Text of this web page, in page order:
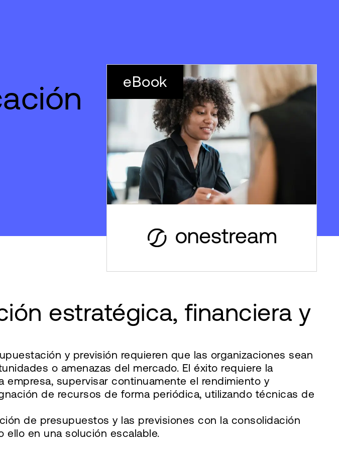
eBook
estratégica, financiera y
y previsión requieren que las organizaciones sean
o amenazas del mercado. El éxito requiere la
supervisar continuamente el rendimiento y
de recursos de forma periódica, utilizando técnicas de
de presupuestos y las previsiones con la consolidación
ello en una solución escalable.